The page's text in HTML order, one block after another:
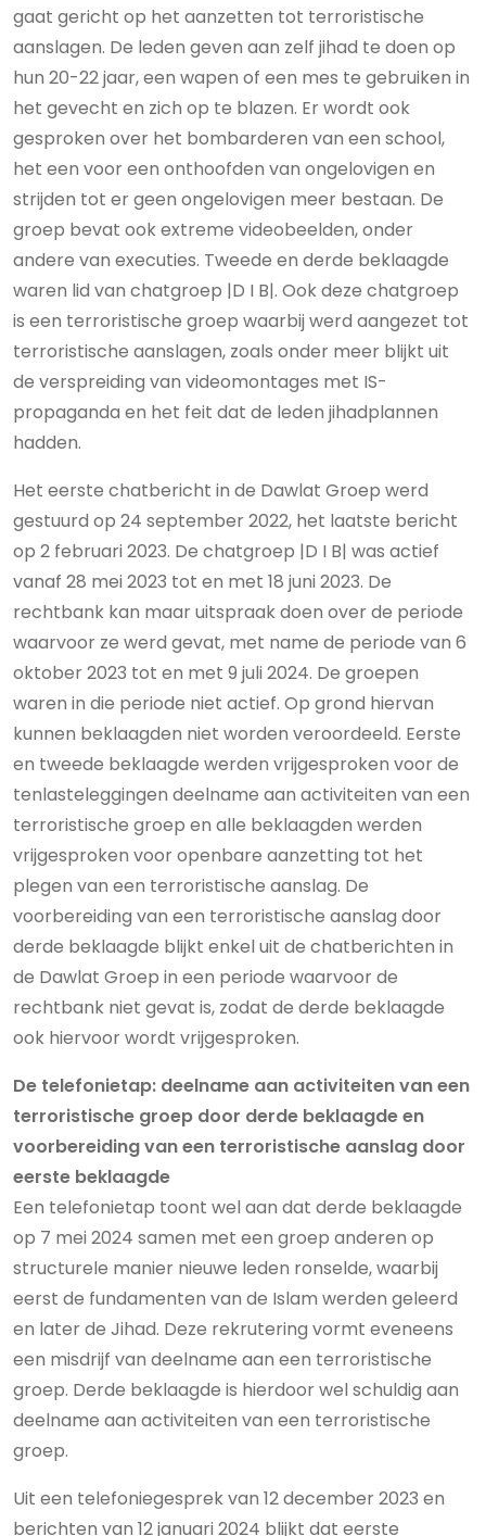
gaat gericht op het aanzetten tot terroristische
aanslagen. De leden geven aan zelf jihad te doen op
hun 20-22 jaar, een wapen of een mes te gebruiken in
het gevecht en zich op te blazen. Er wordt ook
gesproken over het bombarderen van een school,
het een voor een onthoofden van ongelovigen en
strijden tot er geen ongelovigen meer bestaan. De
groep bevat ook extreme videobeelden, onder
andere van executies. Tweede en derde beklaagde
waren lid van chatgroep |D I B|. Ook deze chatgroep
is een terroristische groep waarbij werd aangezet tot
terroristische aanslagen, zoals onder meer blijkt uit
de verspreiding van videomontages met IS-
propaganda en het feit dat de leden jihadplannen
hadden.
Het eerste chatbericht in de Dawlat Groep werd
gestuurd op 24 september 2022, het laatste bericht
op 2 februari 2023. De chatgroep |D I B| was actief
vanaf 28 mei 2023 tot en met 18 juni 2023. De
rechtbank kan maar uitspraak doen over de periode
waarvoor ze werd gevat, met name de periode van 6
oktober 2023 tot en met 9 juli 2024. De groepen
waren in die periode niet actief. Op grond hiervan
kunnen beklaagden niet worden veroordeeld. Eerste
en tweede beklaagde werden vrijgesproken voor de
tenlasteleggingen deelname aan activiteiten van een
terroristische groep en alle beklaagden werden
vrijgesproken voor openbare aanzetting tot het
plegen van een terroristische aanslag. De
voorbereiding van een terroristische aanslag door
derde beklaagde blijkt enkel uit de chatberichten in
de Dawlat Groep in een periode waarvoor de
rechtbank niet gevat is, zodat de derde beklaagde
ook hiervoor wordt vrijgesproken.
De telefonietap: deelname aan activiteiten van een
terroristische groep door derde beklaagde en
voorbereiding van een terroristische aanslag door
eerste beklaagde
Een telefonietap toont wel aan dat derde beklaagde
op 7 mei 2024 samen met een groep anderen op
structurele manier nieuwe leden ronselde, waarbij
eerst de fundamenten van de Islam werden geleerd
en later de Jihad. Deze rekrutering vormt eveneens
een misdrijf van deelname aan een terroristische
groep. Derde beklaagde is hierdoor wel schuldig aan
deelname aan activiteiten van een terroristische
groep.
Uit een telefoniegesprek van 12 december 2023 en
berichten van 12 januari 2024 blijkt dat eerste